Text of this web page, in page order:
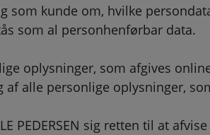
kunde om, hvilke persondata
som al personhenførbar data.
oplysninger, som afgives
alle personlige oplysninger,
PEDERSEN sig retten til at